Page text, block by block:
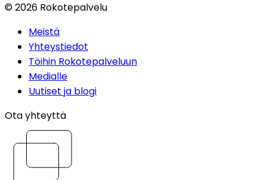
©2026 Rokotepalvelu
Meistä
Yhteystiedot
Töihin Rokotepalveluun
Medialle
Uutiset ja blogi
Ota yhteyttä